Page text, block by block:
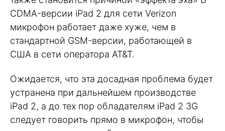
CDMA-версии iPad 2 для сети Verizon
микрофон работает даже хуже, чем в
стандартной GSM-версии, работающей в
США в сети оператора AT&T.
Ожидается, что эта досадная проблема будет
устранена при дальнейшем производстве
iPad 2, а до тех пор обладателям iPad 2 3G
следует говорить прямо в микрофон, чтобы